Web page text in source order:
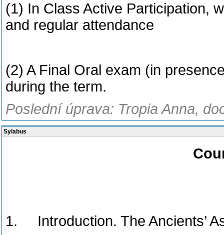
(1) In Class Active Participation,
and regular attendance
(2) A Final Oral exam (in
during the term.
Poslední úprava: Tropia Anna,
Sylabus
1. Introduction. The Ancients’